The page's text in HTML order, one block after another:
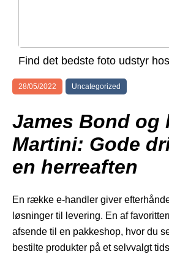
Find det bedste foto udstyr
28/05/2022 Uncategorized
James Bond og
Martini: Gode
en herreaften
En række e-handler giver
løsninger til levering. En af
afsende til en pakkeshop, hvor du
bestilte produkter på et selvvalgt